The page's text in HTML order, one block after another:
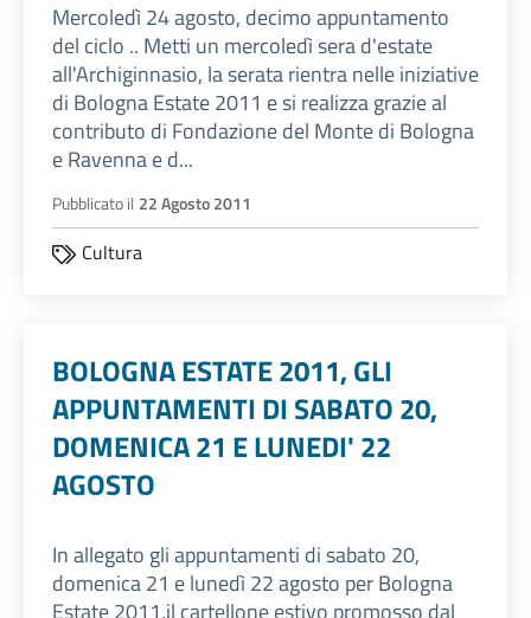
Mercoledì 24 agosto, decimo appuntamento
del ciclo .. Metti un mercoledì sera d'estate
all'Archiginnasio, la serata rientra nelle iniziative
di Bologna Estate 2011 e si realizza grazie al
contributo di Fondazione del Monte di Bologna
e Ravenna e d...
Pubblicato il 22 Agosto 2011
Cultura
BOLOGNA ESTATE 2011, GLI
APPUNTAMENTI DI SABATO 20,
DOMENICA 21 E LUNEDI' 22
AGOSTO
In allegato gli appuntamenti di sabato 20,
domenica 21 e lunedì 22 agosto per Bologna